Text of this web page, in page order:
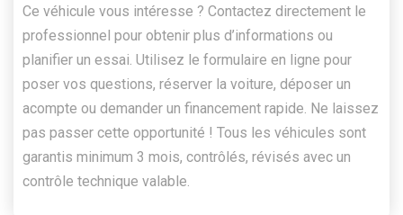
Ce véhicule vous intéresse ? Contactez directement le
professionnel pour obtenir plus d’informations ou
planifier un essai. Utilisez le formulaire en ligne pour
poser vos questions, réserver la voiture, déposer un
acompte ou demander un financement rapide. Ne laissez
pas passer cette opportunité ! Tous les véhicules sont
garantis minimum 3 mois, contrôlés, révisés avec un
contrôle technique valable.